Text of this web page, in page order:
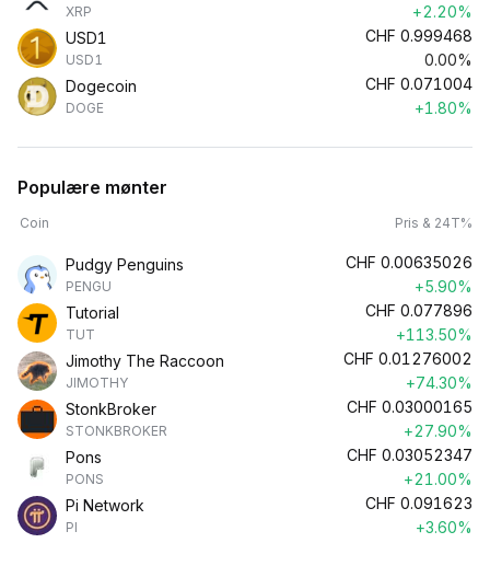
XRP
+2.20%
USD1
USD1
CHF 0.999468
0.00%
Dogecoin
DOGE
CHF 0.071004
+1.80%
Populære mønter
Coin Pris & 24T%
Pudgy Penguins
PENGU
CHF 0.00635026
+5.90%
Tutorial
TUT
CHF 0.077896
+113.50%
Jimothy The Raccoon
JIMOTHY
CHF 0.01276002
+74.30%
StonkBroker
STONKBROKER
CHF 0.03000165
+27.90%
Pons
PONS
CHF 0.03052347
+21.00%
Pi Network
PI
CHF 0.091623
+3.60%